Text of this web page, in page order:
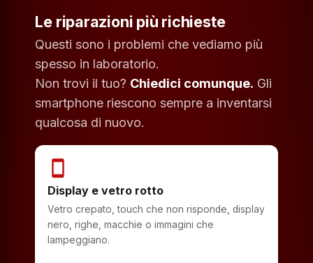
Le riparazioni più richieste
Questi sono i problemi che vediamo più
spesso in laboratorio.
Non trovi il tuo? Chiedici comunque. Gli
smartphone riescono sempre a inventarsi
qualcosa di nuovo.
smartphone
Display e vetro rotto
Vetro crepato, touch che non risponde, display
nero, righe, macchie o immagini che
lampeggiano.